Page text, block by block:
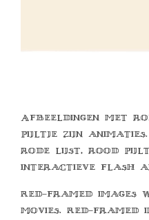
Afbeeldingen met
pijltje zijn
rode lijst, rood
interactieve flash
Red-framed
movies. Red-